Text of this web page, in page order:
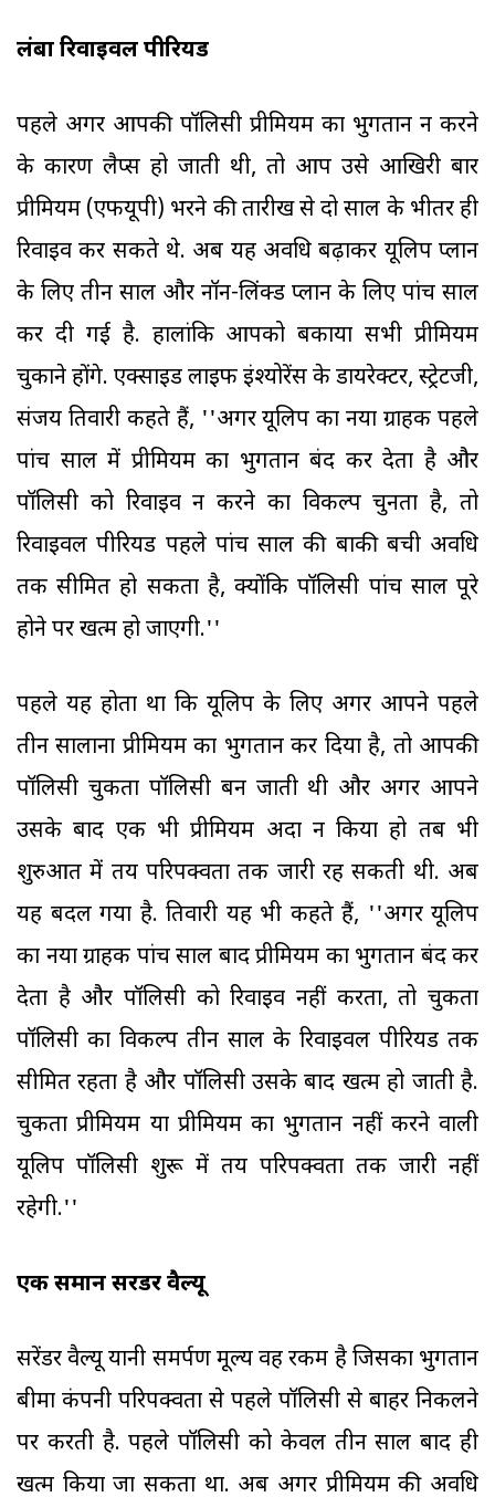
लंबा रिवाइवल पीरियड
पहले अगर आपकी पॉलिसी प्रीमियम का भुगतान न करने
के कारण लैप्स हो जाती थी, तो आप उसे आखिरी बार
प्रीमियम (एफयूपी) भरने की तारीख से दो साल के भीतर ही
रिवाइव कर सकते थे. अब यह अवधि बढ़ाकर यूलिप प्लान
के लिए तीन साल और नॉन-लिंक्ड प्लान के लिए पांच साल
कर दी गई है. हालांकि आपको बकाया सभी प्रीमियम
चुकाने होंगे. एक्साइड लाइफ इंश्योरेंस के डायरेक्टर, स्ट्रेटजी,
संजय तिवारी कहते हैं, ''अगर यूलिप का नया ग्राहक पहले
पांच साल में प्रीमियम का भुगतान बंद कर देता है और
पॉलिसी को रिवाइव न करने का विकल्प चुनता है, तो
रिवाइवल पीरियड पहले पांच साल की बाकी बची अवधि
तक सीमित हो सकता है, क्योंकि पॉलिसी पांच साल पूरे
होने पर खत्म हो जाएगी.''
पहले यह होता था कि यूलिप के लिए अगर आपने पहले
तीन सालाना प्रीमियम का भुगतान कर दिया है, तो आपकी
पॉलिसी चुकता पॉलिसी बन जाती थी और अगर आपने
उसके बाद एक भी प्रीमियम अदा न किया हो तब भी
शुरुआत में तय परिपक्वता तक जारी रह सकती थी. अब
यह बदल गया है. तिवारी यह भी कहते हैं, ''अगर यूलिप
का नया ग्राहक पांच साल बाद प्रीमियम का भुगतान बंद कर
देता है और पॉलिसी को रिवाइव नहीं करता, तो चुकता
पॉलिसी का विकल्प तीन साल के रिवाइवल पीरियड तक
सीमित रहता है और पॉलिसी उसके बाद खत्म हो जाती है.
चुकता प्रीमियम या प्रीमियम का भुगतान नहीं करने वाली
यूलिप पॉलिसी शुरू में तय परिपक्वता तक जारी नहीं
रहेगी.''
एक समान सरेंडर वैल्यू
सरेंडर वैल्यू यानी समर्पण मूल्य वह रकम है जिसका भुगतान
बीमा कंपनी परिपक्वता से पहले पॉलिसी से बाहर निकलने
पर करती है. पहले पॉलिसी को केवल तीन साल बाद ही
खत्म किया जा सकता था. अब अगर प्रीमियम की अवधि